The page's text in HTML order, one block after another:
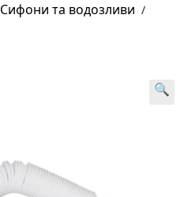
Сифони та водозливи /
🔍